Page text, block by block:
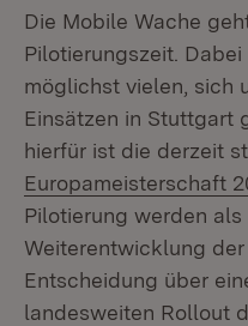
Die Mobile Wache
Pilotierungszeit.
möglichst vielen, sich
Einsätzen in Stuttgart
hierfür ist die derzeit
Europameisterschaft
Pilotierung werden
Weiterentwicklung
Entscheidung über
landesweiten Rollout